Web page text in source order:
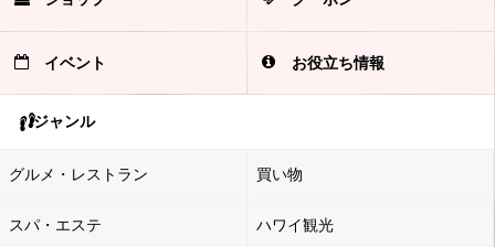
イベント お役立ち情報
ジャンル
グルメ・レストラン 買い物
スパ・エステ ハワイ観光